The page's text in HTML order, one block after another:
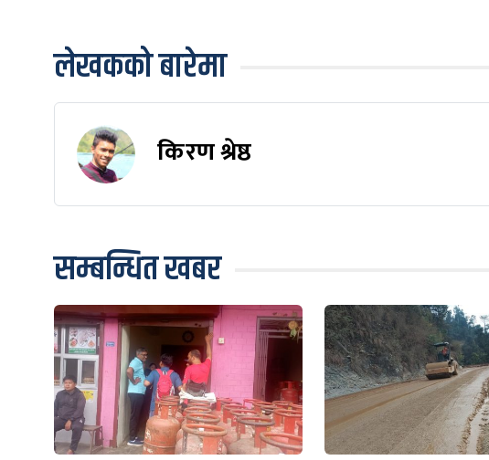
लेखकको बारेमा
किरण श्रेष्ठ
सम्बन्धित खबर